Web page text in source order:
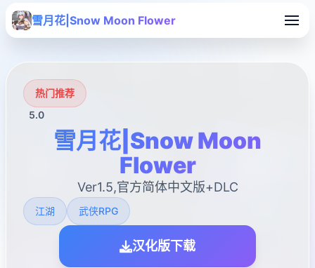
雪月花|Snow Moon Flower
热门推荐
5.0
雪月花|Snow Moon
Flower
Ver1.5,官方简体中文版+DLC
江湖 武侠RPG
汉化版下载